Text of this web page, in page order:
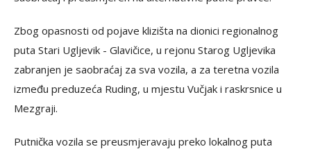
Zbog opasnosti od pojave klizišta na dionici regionalnog
puta Stari Ugljevik - Glavičice, u rejonu Starog Ugljevika
zabranjen je saobraćaj za sva vozila, a za teretna vozila
između preduzeća Ruding, u mjestu Vučjak i raskrsnice u
Mezgraji.
Putnička vozila se preusmjeravaju preko lokalnog puta